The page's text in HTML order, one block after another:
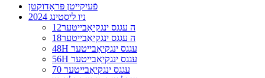
פֿעיִקייטן פּראָדוקטן
2024 ניו ליסטינג
12ה עגגס ינגקיאַבייטער
18ה עגגס ינגקיאַבייטער
48H עגגס ינגקיאַבייטער
56H עגגס ינגקיאַבייטער
70 עגגס ינגקיאַבייטער